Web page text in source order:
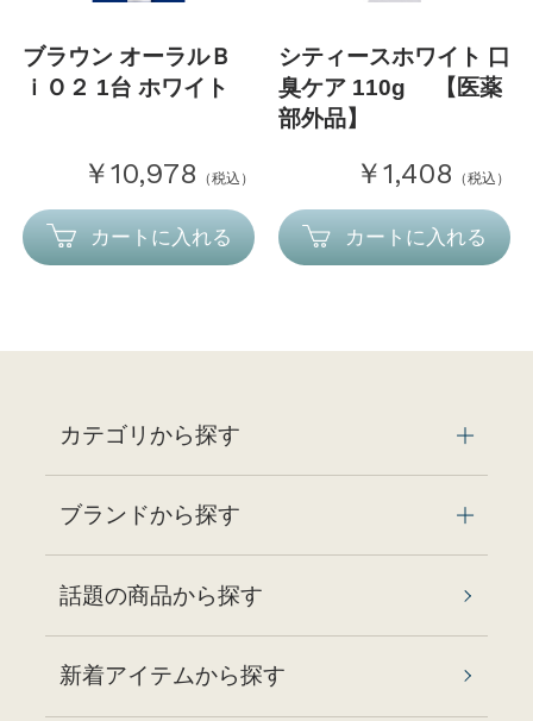
ブラウン オーラルＢ
ｉＯ２ 1台 ホワイト
￥10,978 （税込）
カートに入れる
シティースホワイト 口
臭ケア 110g 【医薬
部外品】
￥1,408 （税込）
カートに入れる
カテゴリから探す
ブランドから探す
話題の商品から探す
新着アイテムから探す